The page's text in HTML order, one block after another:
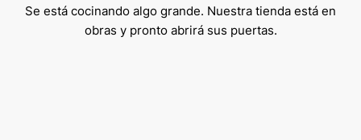
Se está cocinando algo grande. Nuestra tienda está en
obras y pronto abrirá sus puertas.